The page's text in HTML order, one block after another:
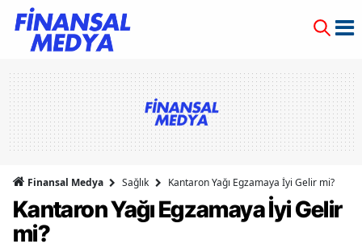
Finansal Medya Sağlık Kantaron Yağı Egzamaya İyi Gelir mi?
Kantaron Yağı Egzamaya İyi Gelir
mi?